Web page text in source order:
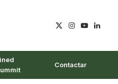
X
Instagram
YouTube
Contactar